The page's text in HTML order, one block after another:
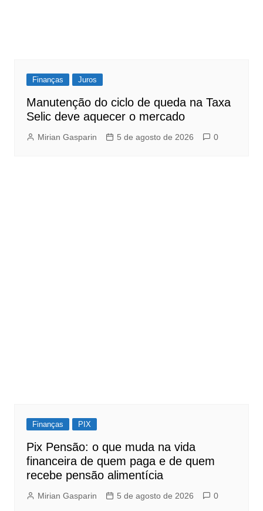
Finanças Juros
Manutenção do ciclo de queda na Taxa
Selic deve aquecer o mercado
Mirian Gasparin 5 de agosto de 2026 0
Finanças PIX
Pix Pensão: o que muda na vida
financeira de quem paga e de quem
recebe pensão alimentícia
Mirian Gasparin 5 de agosto de 2026 0